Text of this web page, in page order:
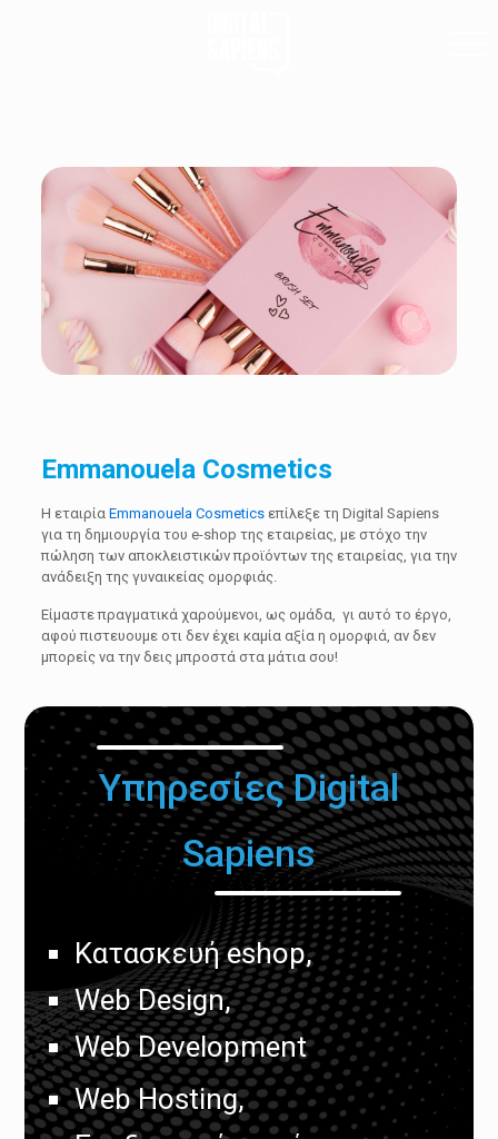
Emmanouela Cosmetics
H εταιρία Emmanouela Cosmeticsεπίλεξε τη Digital Sapiens
για τη δημιουργία του e-shop της εταιρείας, με στόχο την
πώληση των αποκλειστικών προϊόντων της εταιρείας, για την
ανάδειξη της γυναικείας ομορφιάς.
Είμαστε πραγματικά χαρούμενοι, ως ομάδα, γι αυτό το έργο,
αφού πιστευουμε οτι δεν έχει καμία αξία η ομορφιά, αν δεν
μπορείς να την δεις μπροστά στα μάτια σου!
Υπηρεσίες Digital
Sapiens
Κατασκευή eshop,
Web Design,
Web Development
Web Hosting,